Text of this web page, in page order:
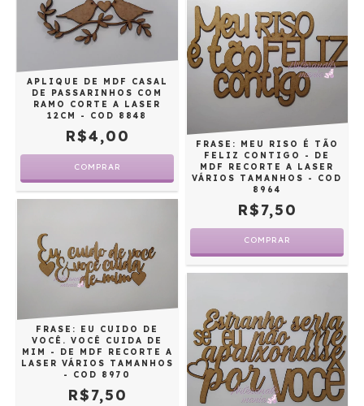
APLIQUE DE MDF CASAL
DE PASSARINHOS COM
RAMO CORTE A LASER
12CM - COD 8848
R$4,00
FRASE: MEU RISO É TÃO
FELIZ CONTIGO - DE
MDF RECORTE A LASER
VÁRIOS TAMANHOS - COD
8964
R$7,50
COMPRAR
FRASE: EU CUIDO DE
VOCÊ. VOCÊ CUIDA DE
MIM - DE MDF RECORTE A
LASER VÁRIOS TAMANHOS
- COD 8970
R$7,50